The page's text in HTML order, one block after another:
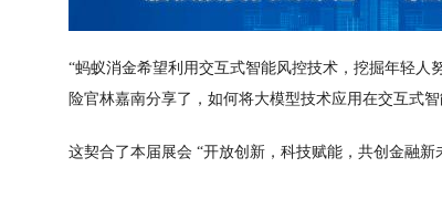
“蚂蚁消金希望利用交互式智能风控技术，挖掘年轻人
险官林嘉南分享了，如何将大模型技术应用在交互式
这契合了本届展会 “开放创新，科技赋能，共创金融新